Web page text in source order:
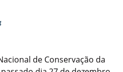
de Conservação da